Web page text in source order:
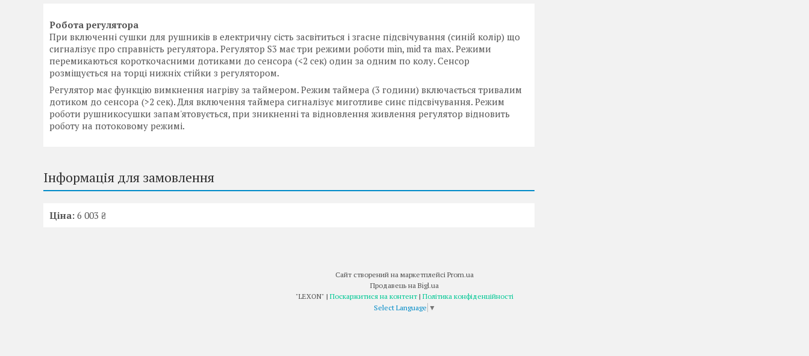
Робота регулятора
При включенні сушки для рушників в електричну сість засвітиться і згасне підсвічування (синій колір) що
сигналізує про справність регулятора. Регулятор S3 має три режими роботи min, mid та max. Режими
перемикаються короткочасними дотиками до сенсора (<2 сек) один за одним по колу. Сенсор
розміщується на торці нижніх стійки з регулятором.
Регулятор має функцію вимкнення нагріву за таймером. Режим таймера (3 години) включається тривалим
дотиком до сенсора (>2 сек). Для включення таймера сигналізує миготливе синє підсвічування. Режим
роботи рушникосушки запам'ятовується, при зникненні та відновлення живлення регулятор відновить
роботу на потоковому режимі.
Інформація для замовлення
Ціна: 6 003 ₴
Сайт створений на маркетплейсі Prom.ua
Продавець на Bigl.ua
"LEXON" | Поскаржитися на контент | Політика конфіденційності
Select Language ▼